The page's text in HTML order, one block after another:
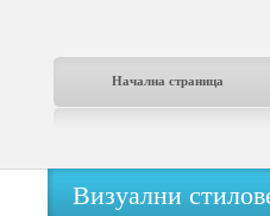
Начална страница
Визуални